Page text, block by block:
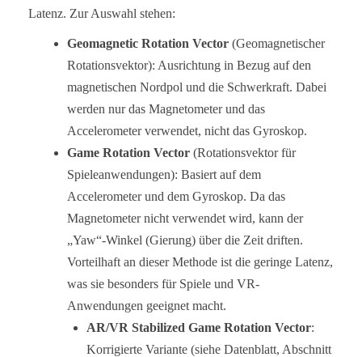
Latenz. Zur Auswahl stehen:
Geomagnetic Rotation Vector (Geomagnetischer
Rotationsvektor): Ausrichtung in Bezug auf den
magnetischen Nordpol und die Schwerkraft. Dabei
werden nur das Magnetometer und das
Accelerometer verwendet, nicht das Gyroskop.
Game Rotation Vector (Rotationsvektor für
Spieleanwendungen): Basiert auf dem
Accelerometer und dem Gyroskop. Da das
Magnetometer nicht verwendet wird, kann der
„Yaw“-Winkel (Gierung) über die Zeit driften.
Vorteilhaft an dieser Methode ist die geringe Latenz,
was sie besonders für Spiele und VR-
Anwendungen geeignet macht.
AR/VR Stabilized Game Rotation Vector:
Korrigierte Variante (siehe Datenblatt, Abschnitt